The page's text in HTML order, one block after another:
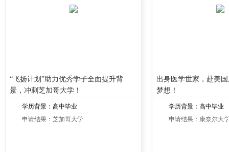
“飞扬计划”助力优秀学子全面提升背
景，冲刺芝加哥大学！
学历背景：高中毕业
申请结果：芝加哥大学
出身医学世家，赴美
梦想！
学历背景：高中毕业
申请结果：康奈尔大